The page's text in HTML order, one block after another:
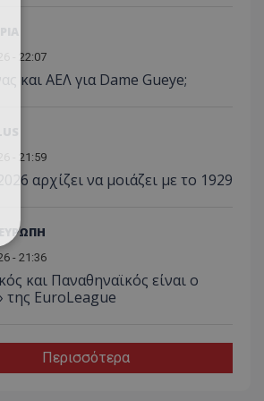
- 22:07
και ΑΕΛ για Dame Gueye;
- 21:59
αρχίζει να μοιάζει με το 1929
- 21:36
και Παναθηναϊκός είναι ο
της EuroLeague
Περισσότερα